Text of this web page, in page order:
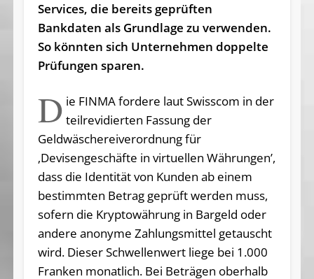
Services, die bereits geprüften
Bankdaten als Grundlage zu verwenden.
So könnten sich Unternehmen doppelte
Prüfungen sparen.
D ie FINMA fordere laut Swisscom in der
teilrevidierten Fassung der
Geldwäschereiverordnung für
‚Devisengeschäfte in virtuellen Währungen’,
dass die Identität von Kunden ab einem
bestimmten Betrag geprüft werden muss,
sofern die Kryptowährung in Bargeld oder
andere anonyme Zahlungsmittel getauscht
wird. Dieser Schwellenwert liege bei 1.000
Franken monatlich. Bei Beträgen oberhalb